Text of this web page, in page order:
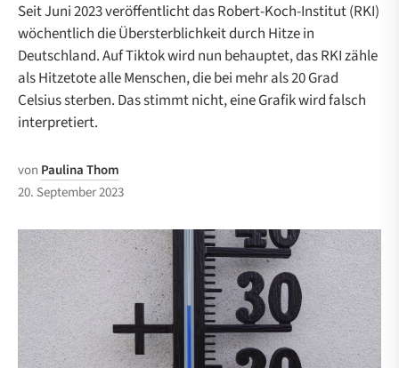
Seit Juni 2023 veröffentlicht das Robert-Koch-Institut (RKI)
wöchentlich die Übersterblichkeit durch Hitze in
Deutschland. Auf Tiktok wird nun behauptet, das RKI zähle
als Hitzetote alle Menschen, die bei mehr als 20 Grad
Celsius sterben. Das stimmt nicht, eine Grafik wird falsch
interpretiert.
von Paulina Thom
20. September 2023